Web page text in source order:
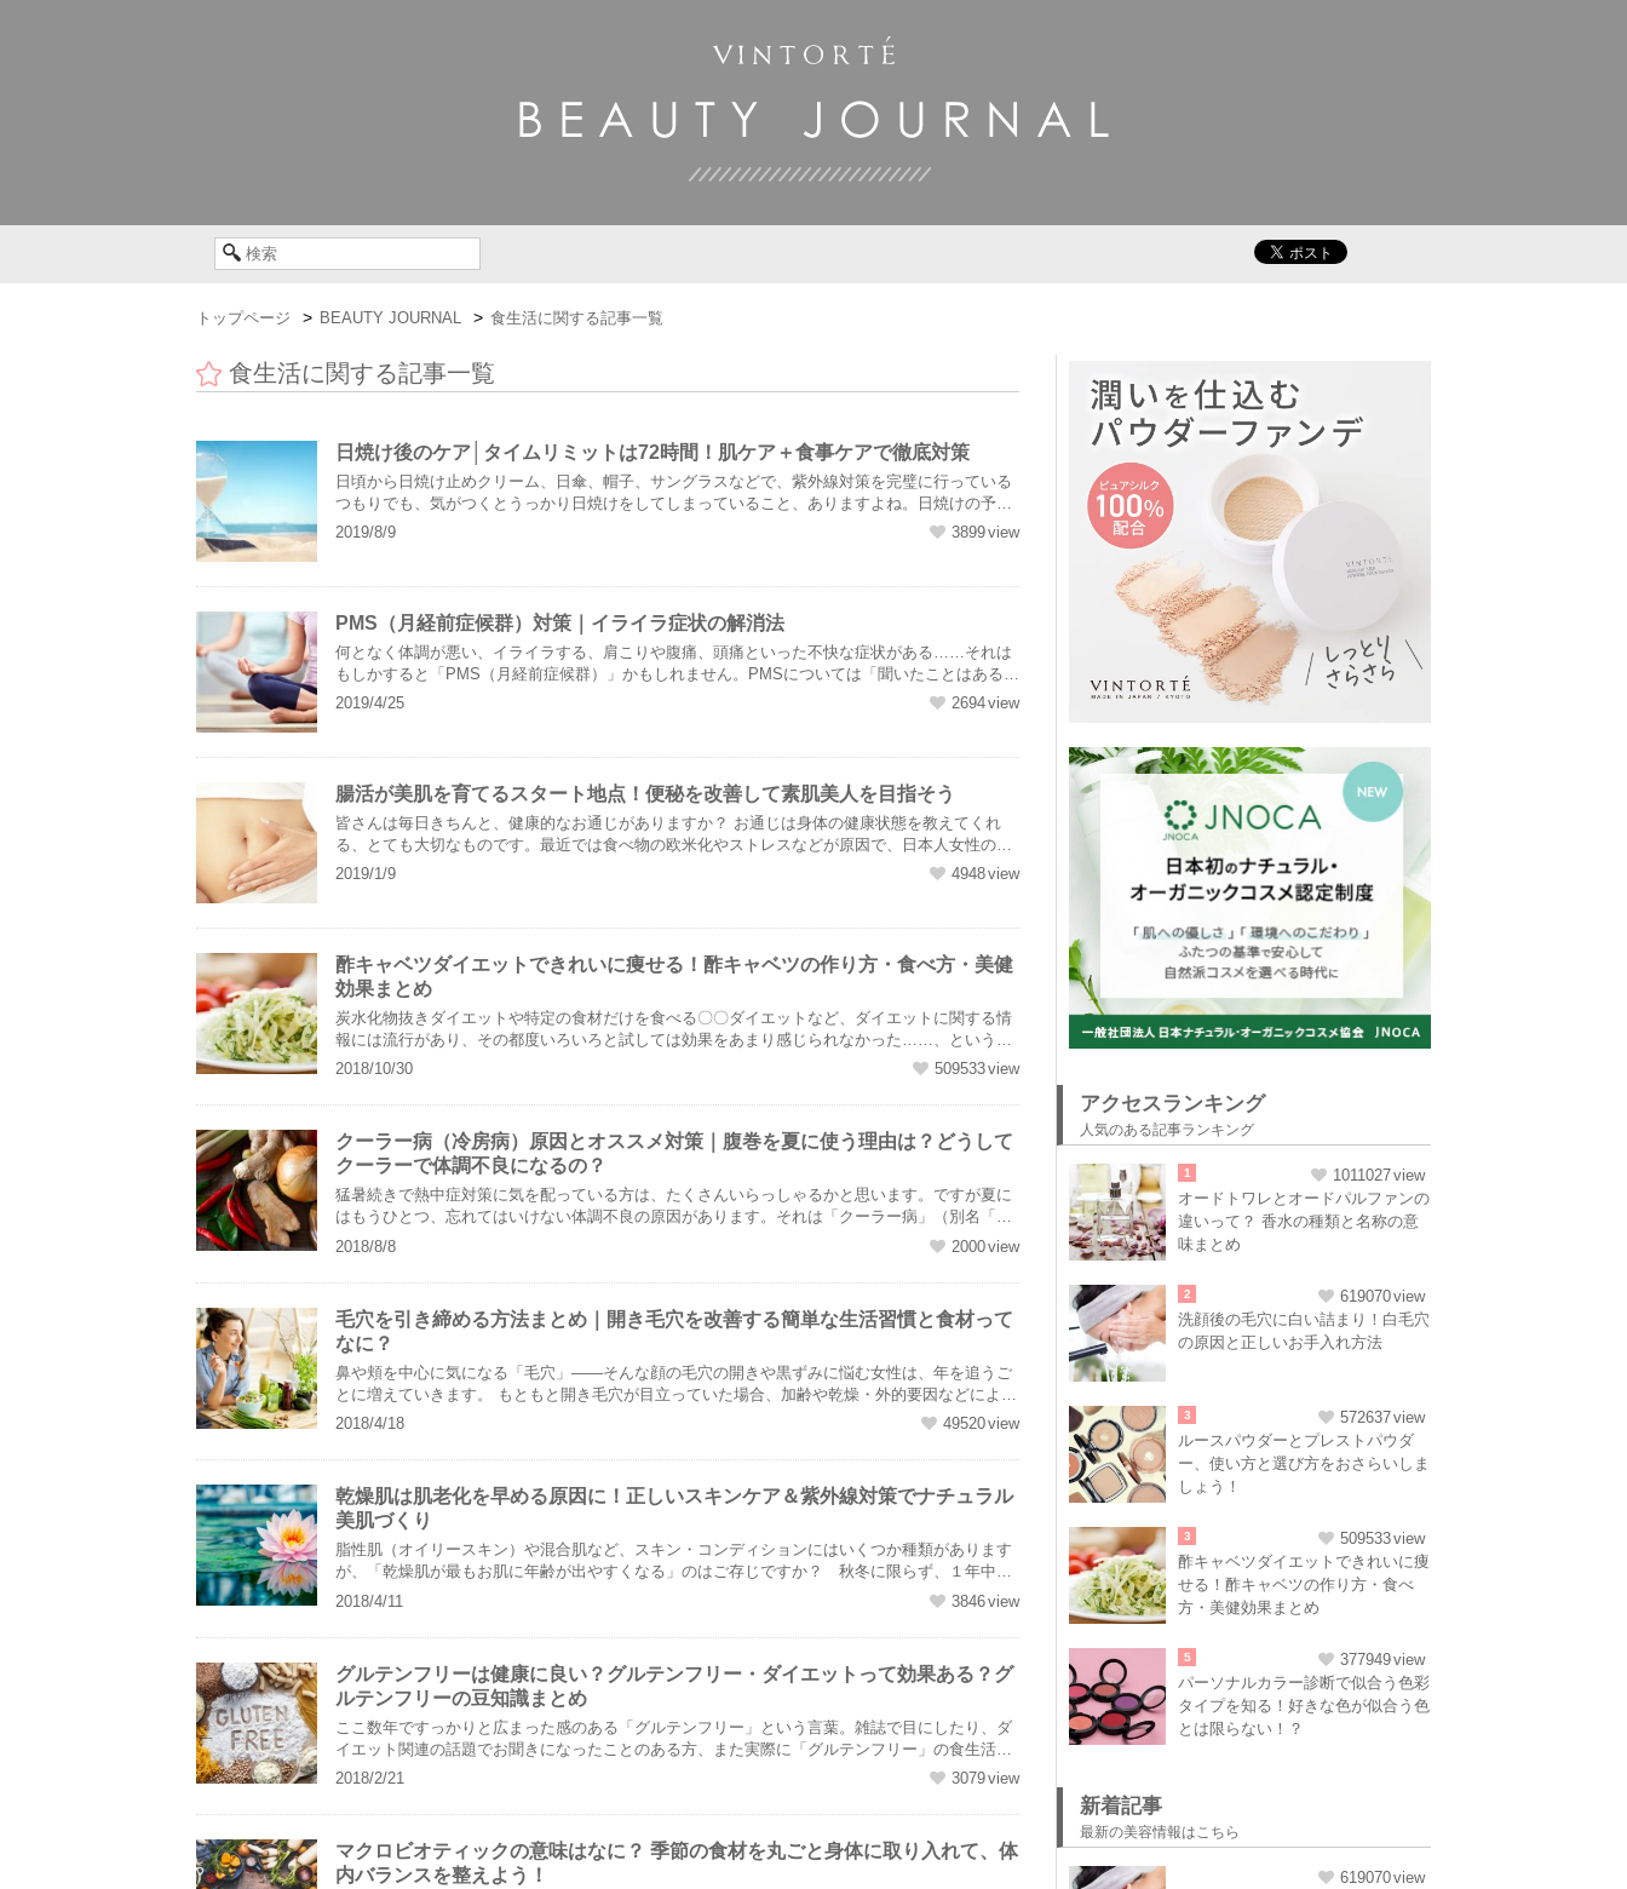
トップページ BEAUTY JOURNAL 食生活に関する記事一覧
食生活に関する記事一覧
日焼け後のケア│タイムリミットは72時間！肌ケア＋食事ケアで徹底対策
日頃から日焼け止めクリーム、日傘、帽子、サングラスなどで、紫外線対策を完璧に行っている
つもりでも、気がつくとうっかり日焼けをしてしまっていること、ありますよね。日焼けの予防
「紫外線対策」はもちろん大切......
2019/8/9 3899
PMS（月経前症候群）対策｜イライラ症状の解消法
何となく体調が悪い、イライラする、肩こりや腹痛、頭痛といった不快な症状がある……それは
もしかすると「PMS（月経前症候群）」かもしれません。PMSについては「聞いたことはあるけ
れど、詳しくは知らない」......
2019/4/25 2694
腸活が美肌を育てるスタート地点！便秘を改善して素肌美人を目指そう
皆さんは毎日きちんと、健康的なお通じがありますか？ お通じは身体の健康状態を教えてくれ
る、とても大切なものです。最近では食べ物の欧米化やストレスなどが原因で、日本人女性の2
人に1人が便秘であると言われ......
2019/1/9 4948
酢キャベツダイエットできれいに痩せる！酢キャベツの作り方・食べ方・美健
効果まとめ
炭水化物抜きダイエットや特定の食材だけを食べる〇〇ダイエットなど、ダイエットに関する情
報には流行があり、その都度いろいろと試しては効果をあまり感じられなかった……、というの
はよくあること。ですが最近話......
2018/10/30 509533
クーラー病（冷房病）原因とオススメ対策｜腹巻を夏に使う理由は？どうして
クーラーで体調不良になるの？
猛暑続きで熱中症対策に気を配っている方は、たくさんいらっしゃるかと思います。ですが夏に
はもうひとつ、忘れてはいけない体調不良の原因があります。それは「クーラー病」（別名「冷
房病」）です。通勤通学の電車......
2018/8/8 2000
毛穴を引き締める方法まとめ｜開き毛穴を改善する簡単な生活習慣と食材って
なに？
鼻や頬を中心に気になる「毛穴」――そんな顔の毛穴の開きや黒ずみに悩む女性は、年を追うご
とに増えていきます。 もともと開き毛穴が目立っていた場合、加齢や乾燥・外的要因などによっ
て皮膚の弾力が弱まる......
2018/4/18 49520
乾燥肌は肌老化を早める原因に！正しいスキンケア＆紫外線対策でナチュラル
美肌づくり
脂性肌（オイリースキン）や混合肌など、スキン・コンディションにはいくつか種類があります
が、「乾燥肌が最もお肌に年齢が出やすくなる」のはご存じですか？ 秋冬に限らず、１年中乾
燥肌で悩む女性の声はよく聞か......
2018/4/11 3846
グルテンフリーは健康に良い？グルテンフリー・ダイエットって効果ある？グ
ルテンフリーの豆知識まとめ
ここ数年ですっかりと広まった感のある「グルテンフリー」という言葉。雑誌で目にしたり、ダ
イエット関連の話題でお聞きになったことのある方、また実際に「グルテンフリー」の食生活を
実践されている方も珍しくない......
2018/2/21 3079
マクロビオティックの意味はなに？ 季節の食材を丸ごと身体に取り入れて、体
内バランスを整えよう！
アクセスランキング
人気のある記事ランキング
1
1011027
オードトワレとオードパルファンの
違いって？ 香水の種類と名称の意
味まとめ
2
619070
洗顔後の毛穴に白い詰まり！白毛穴
の原因と正しいお手入れ方法
3
572637
ルースパウダーとプレストパウダ
ー、使い方と選び方をおさらいしま
しょう！
3
509533
酢キャベツダイエットできれいに痩
せる！酢キャベツの作り方・食べ
方・美健効果まとめ
5
377949
パーソナルカラー診断で似合う色彩
タイプを知る！好きな色が似合う色
とは限らない！？
新着記事
最新の美容情報はこちら
619070